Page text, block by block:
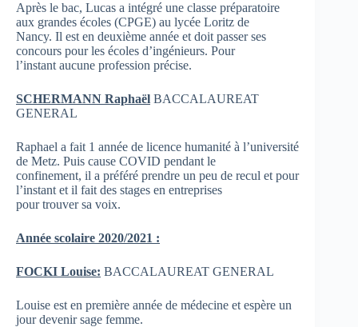
Après le bac, Lucas a intégré une classe préparatoire
aux grandes écoles (CPGE) au lycée Loritz de
Nancy. Il est en deuxième année et doit passer ses
concours pour les écoles d’ingénieurs. Pour
l’instant aucune profession précise.
SCHERMANN Raphaël BACCALAUREAT
GENERAL
Raphael a fait 1 année de licence humanité à l’université
de Metz. Puis cause COVID pendant le
confinement, il a préféré prendre un peu de recul et pour
l’instant et il fait des stages en entreprises
pour trouver sa voix.
Année scolaire 2020/2021 :
FOCKI Louise: BACCALAUREAT GENERAL
Louise est en première année de médecine et espère un
jour devenir sage femme.